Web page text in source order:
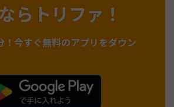
らトリファ！
今すぐ無料のアプリをダウン